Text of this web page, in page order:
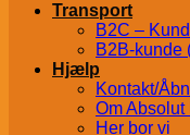
Transport
B2C –
B2B-kunde
Hjælp
Kontakt/
Om Absolut
Her bor vi